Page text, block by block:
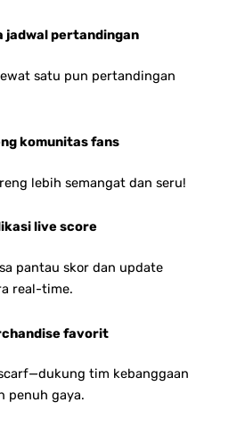
jadwal pertandingan
satu pun pertandingan
komunitas fans
lebih semangat dan seru!
live score
pantau skor dan update
real-time.
favorit
tim kebanggaan
penuh gaya.